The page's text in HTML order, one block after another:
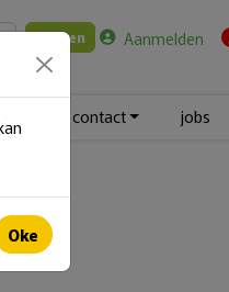
Zoeken Aanmelden
contact jobs
Oke